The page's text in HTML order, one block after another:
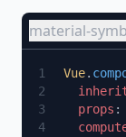
material-
Vue.
  props
: